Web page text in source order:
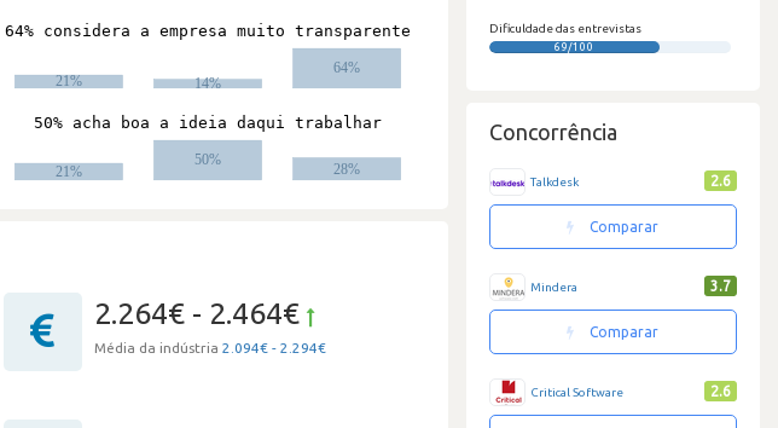
2.264€ - 2.464€
Média da indústria 2.094€ - 2.294€
Dificuldade das entrevistas
69/100
Concorrência
Talkdesk 2.6
Comparar
Mindera 3.7
Comparar
Critical Software 2.6